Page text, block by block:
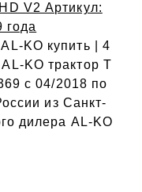
V2 Артикул:
года
KO купить | 4
KO трактор T
с 04/2018 по
из Санкт-
дилера AL-KO